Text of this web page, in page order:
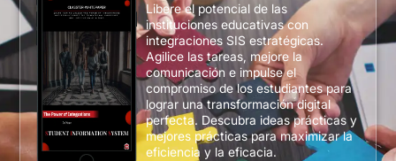
Libere el potencial de las
instituciones educativas con
integraciones SIS estratégicas.
Agilice las tareas, mejore la
comunicación e impulse el
compromiso de los estudiantes para
lograr una transformación digital
perfecta. Descubra ideas prácticas y
mejores prácticas para maximizar la
eficiencia y la eficacia.